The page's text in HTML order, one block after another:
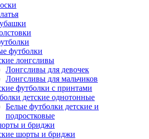
футболки
лонгсливы
Лонгсливы для девочек
Лонгсливы для мальчиков
футболки с принтами
детские однотонные
Белые футболки детские и
подростковые
и бриджи
шорты и бриджи